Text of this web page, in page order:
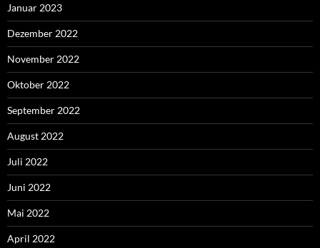
Januar 2023
Dezember 2022
November 2022
Oktober 2022
September 2022
August 2022
Juli 2022
Juni 2022
Mai 2022
April 2022